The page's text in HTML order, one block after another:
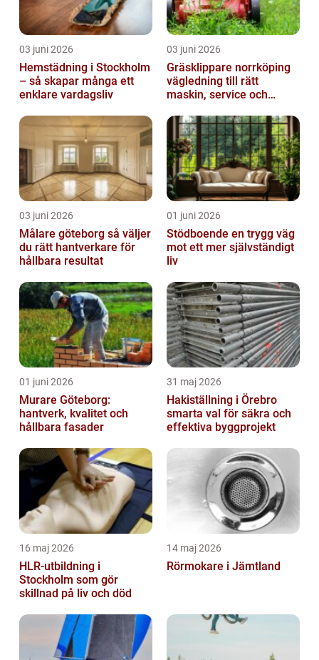
03 juni 2026
Hemstädning i Stockholm
– så skapar många ett
enklare vardagsliv
03 juni 2026
Gräsklippare norrköping
vägledning till rätt
maskin, service och
03 juni 2026
Målare göteborg så väljer
du rätt hantverkare för
hållbara resultat
01 juni 2026
Stödboende en trygg väg
mot ett mer självständigt
liv
01 juni 2026
Murare Göteborg:
hantverk, kvalitet och
hållbara fasader
31 maj 2026
Hakiställning i Örebro
smarta val för säkra och
effektiva byggprojekt
16 maj 2026
HLR-utbildning i
Stockholm som gör
skillnad på liv och död
14 maj 2026
Rörmokare i Jämtland